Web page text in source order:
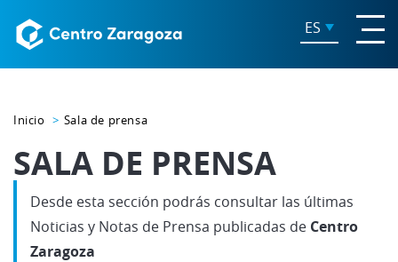
ES
Inicio Sala de prensa
SALA DE PRENSA
Desde esta sección podrás consultar las últimas
Noticias y Notas de Prensa publicadas de Centro
Zaragoza